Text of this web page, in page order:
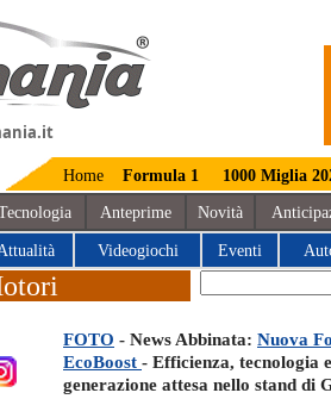
Home Formula 1 1000 Miglia
Anteprime Novità
Videogiochi Eventi
FOTO - News Abbinata: Nuova
EcoBoost - Efficienza, tecnologia
generazione attesa nello stand di